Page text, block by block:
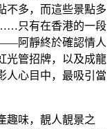
不多，而這些景點多
只有在香港的一段
阿靜終於確認情人
光管招牌，以及成龍
人心目中，最吸引當
味，靚人靚景之